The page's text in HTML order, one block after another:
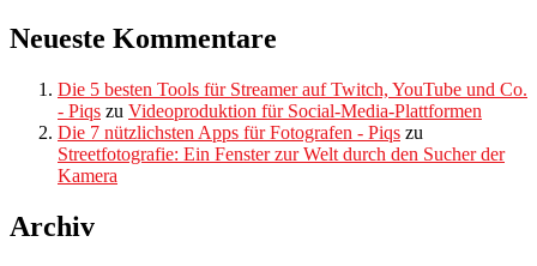
Neueste Kommentare
Die 5 besten Tools für Streamer auf Twitch, YouTube und Co.
- Piqs zu Videoproduktion für Social-Media-Plattformen
Die 7 nützlichsten Apps für Fotografen - Piqs zu
Streetfotografie: Ein Fenster zur Welt durch den Sucher der
Kamera
Archiv